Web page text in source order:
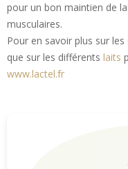
pour un bon maintien de
musculaires.
Pour en savoir plus sur
que sur les différents laits
www.lactel.fr